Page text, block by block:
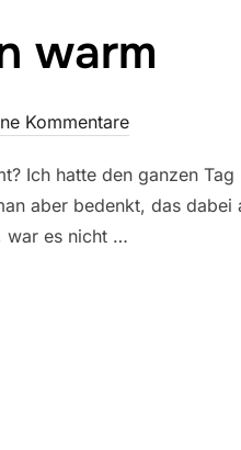
warm
Kommentare
Ich hatte den ganzen Tag
aber bedenkt, das dabei
war es nicht …
SCHÖN WARM“